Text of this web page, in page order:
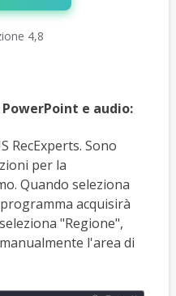
4,8
e audio:
RecExperts. Sono
per la
Quando seleziona
acquisirà
"Regione",
l'area di